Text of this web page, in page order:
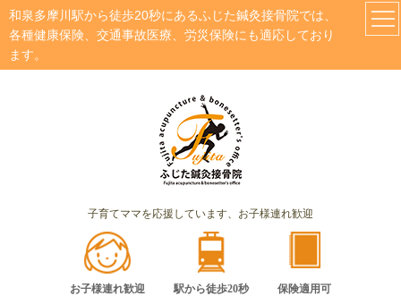
和泉多摩川駅から徒歩20秒にあるふじた鍼灸接骨院では、
各種健康保険、交通事故医療、労災保険にも適応しており
ます。
子育てママを応援しています、お子様連れ歓迎
お子様連れ歓迎 駅から徒歩20秒 保険適用可